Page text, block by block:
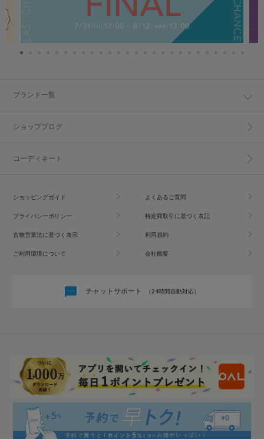
ブランド一覧
ショップブログ
コーディネート
ショッピングガイド よくあるご質問
プライバシーポリシー 特定商取引に基づく表記
古物営業法に基づく表示 利用規約
ご利用環境について 会社概要
チャットサポート （24時間自動対応）